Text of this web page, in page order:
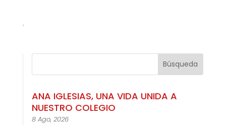
.
ANA IGLESIAS, UNA VIDA UNIDA A
NUESTRO COLEGIO
8 Ago, 2026